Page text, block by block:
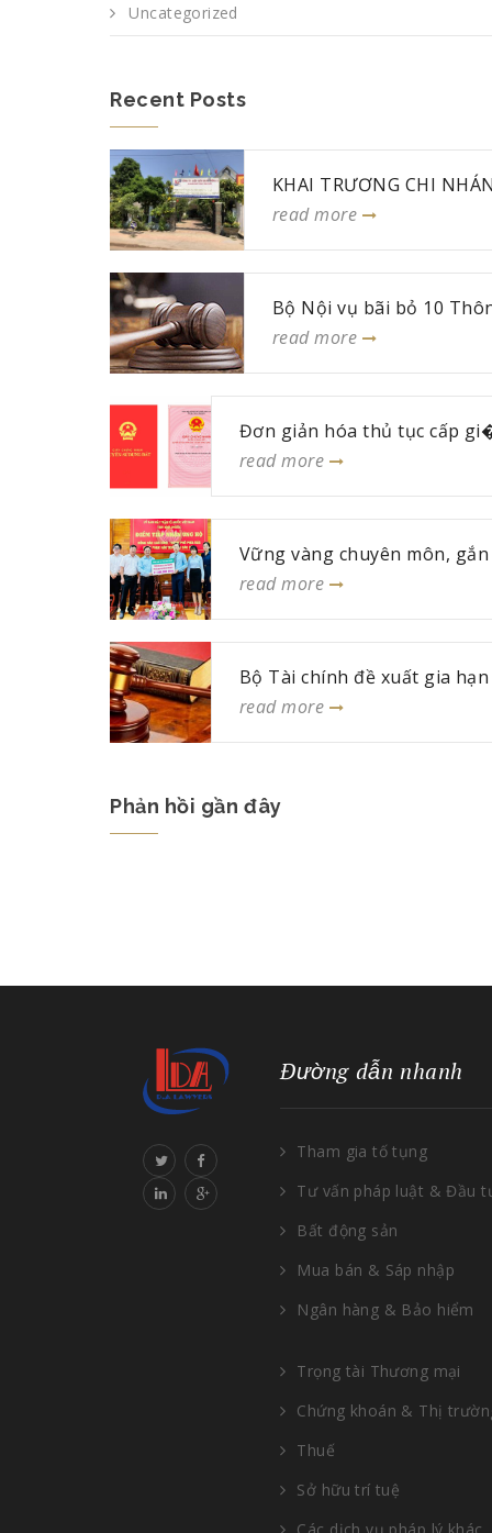
Uncategorized
Recent Posts
KHAI TRƯƠNG CHI
read more
Bộ Nội vụ bãi bỏ 10
read more
Đơn giản hóa thủ tục cấp
read more
Vững vàng chuyên môn,
read more
Bộ Tài chính đề xuất gia hạn
read more
Phản hồi gần đây
Đường dẫn nhanh
Tham gia tố tụng
Tư vấn pháp luật & Đầu
Bất động sản
Mua bán & Sáp nhập
Ngân hàng & Bảo hiểm
Trọng tài Thương mại
Chứng khoán & Thị
Thuế
Sở hữu trí tuệ
Các dịch vụ pháp lý khác